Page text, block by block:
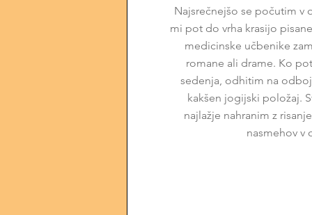
Najsrečnejšo se počutim v
mi pot do vrha krasijo
medicinske učbenike
romane ali drame. Ko
sedenja, odhitim na
kakšen jogijski položaj.
najlažje nahranim z
nasmehov v